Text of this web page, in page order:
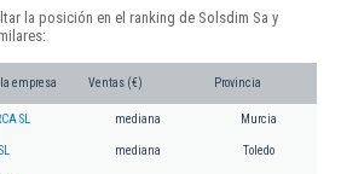
la posición en el ranking de Solsdim Sa y
empresa Ventas (€) Provincia
SL mediana Murcia
mediana Toledo